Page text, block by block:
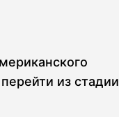
из стадии